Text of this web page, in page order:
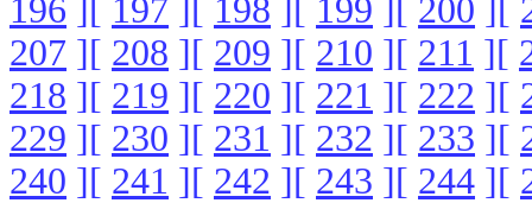
196 ][ 197 ][ 198 ][ 199 ][ 200 ][
207 ][ 208 ][ 209 ][ 210 ][ 211 ][
218 ][ 219 ][ 220 ][ 221 ][ 222 ][
229 ][ 230 ][ 231 ][ 232 ][ 233 ][
240 ][ 241 ][ 242 ][ 243 ][ 244 ][